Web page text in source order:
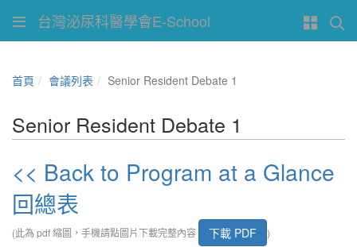
台灣泌尿科醫學會E-School
首頁 會議列表 Senior Resident Debate 1
Senior Resident Debate 1
<< Back to Program at a Glance
回總表
(此為 pdf 縮圖，手機請點圖片下載完整內容 下載 PDF )